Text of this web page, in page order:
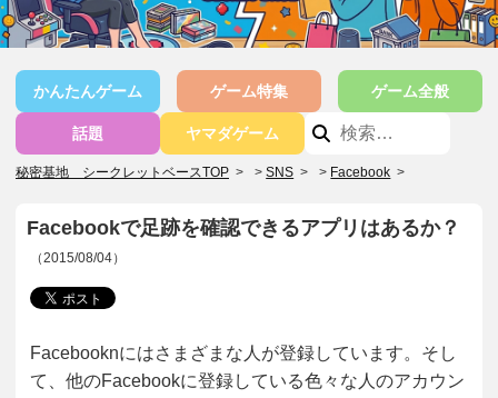
かんたんゲーム ゲーム特集 ゲーム全般
話題 ヤマダゲーム
秘密基地 シークレットベースTOP > SNS > Facebook >
Facebookで足跡を確認できるアプリはあるか？
（2015/08/04）
Facebooknにはさまざまな人が登録しています。そし
て、他のFacebookに登録している色々な人のアカウン